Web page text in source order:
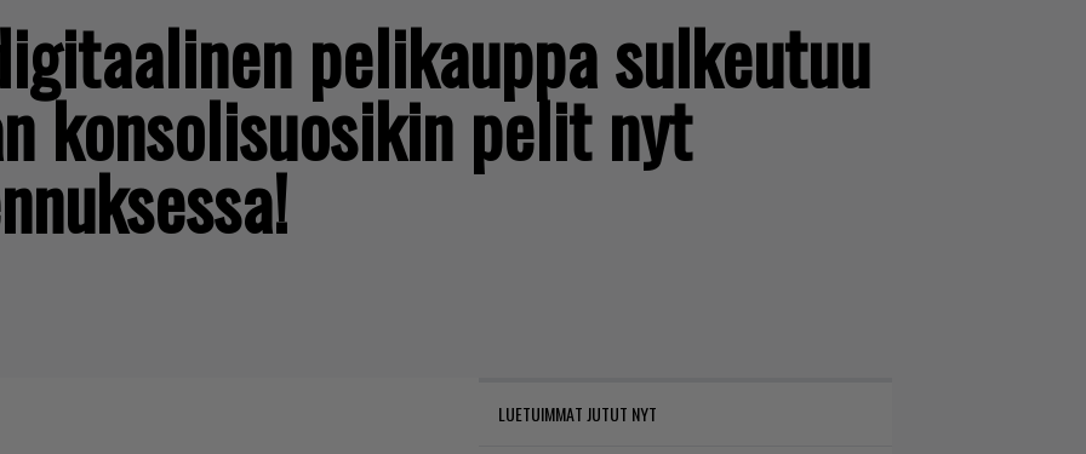
pelikauppa sulkeutuu
konsolisuosikin pelit nyt
LUETUIMMAT JUTUT NYT